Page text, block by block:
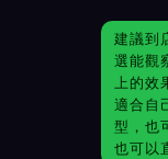
建議到
選能觀
上的效
適合自
型，也
也可以